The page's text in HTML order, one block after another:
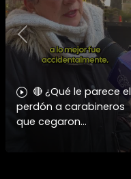
🔴 ¿Qué le parece el
perdón a carabineros
que cegaron
Previous